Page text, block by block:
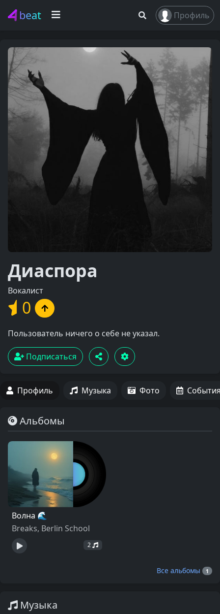
beat Профиль
Диаспора
Вокалист
0
Пользователь ничего о себе не указал.
Подписаться
Профиль Музыка Фото
Альбомы
Волна 🌊
Breaks, Berlin School
2
Все альбомы 1
Музыка